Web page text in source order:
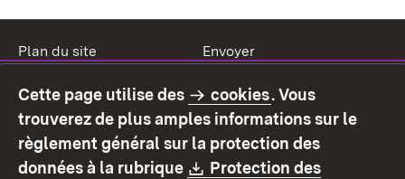
Plan du site
Envoyer
Mode d'emploi
Déclaration sur
l'accessibilité
Contact
Signaler un lien brisé
Cette page utilise des cookies. Vous
trouverez de plus amples informations sur le
règlement général sur la protection des
données à la rubrique
Download:
Protection des